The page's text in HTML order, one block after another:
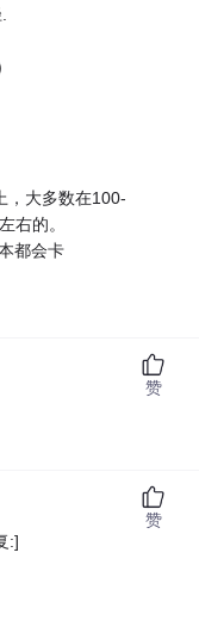
，大多数在100-
右的。
都会卡
赞
:]
赞